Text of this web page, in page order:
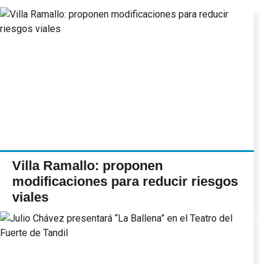
Villa Ramallo: proponen
modificaciones para reducir riesgos
viales